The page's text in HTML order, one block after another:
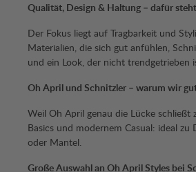
Qualität, Design & Haltung – dafür
Der Fokus liegt auf Tragbarkeit und
Materialien, die sich gut anfühlen,
und ein Look, der nicht trendgetrieben
Oh April und Schnitzler – warum wir
Weil Oh April genau die Lücke schließt
Basics und modernem Casual: ideal zu
oder Mantel.
Große Auswahl an Oh April Styles bei